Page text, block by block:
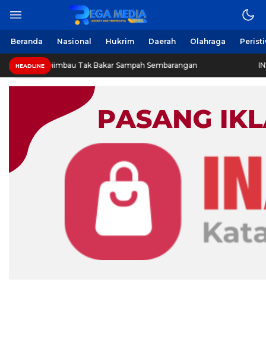
Beranda Nasional Hukrim Daerah Olahraga
HEADLINE
Tak Bakar Sampah Sembarangan INVESTIGASI: